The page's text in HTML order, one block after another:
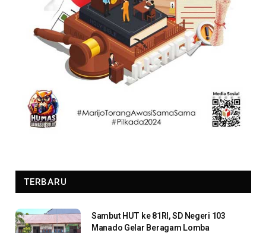
TERBARU
Sambut HUT ke 81RI, SD Negeri 103
Manado Gelar Beragam Lomba